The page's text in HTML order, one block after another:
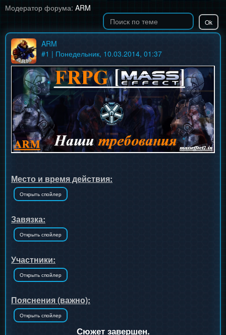
Модератор форума: ARM
ARM
#1 | Понедельник, 10.03.2014, 01:37
Место и время действия:
Завязка:
Участники:
Пояснения (важно):
Сюжет завершен.